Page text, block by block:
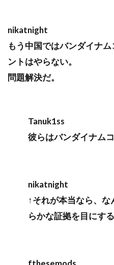
nikatnight
もう中国ではバンダイナ
ントはやらない。
問題解決だ。
Tanuk1ss
彼らはバンダイナム
nikatnight
↑それが本当なら、
らかな証拠を目にす